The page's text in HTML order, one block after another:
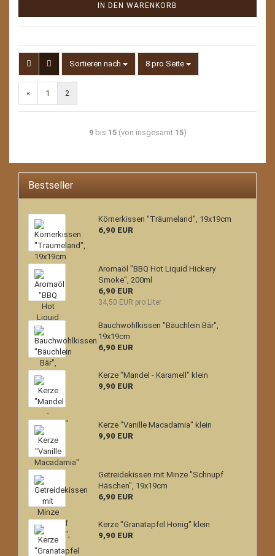
IN DEN WARENKORB
Sortieren nach
Sortieren nach 8 pro Seite
pro Seite
« 1 2
9bis 15(von insgesamt 15)
Bestseller
Körnerkissen "Träumeland", 19x19cm
6,90 EUR
Aromaöl "BBQ Hot Liquid Hickery
Smoke", 200ml
6,90 EUR
34,50 EUR pro Liter
Bauchwohlkissen "Bäuchlein Bär",
19x19cm
6,90 EUR
Kerze "Mandel - Karamell" klein
9,90 EUR
Kerze "Vanille Macadamia" klein
9,90 EUR
Getreidekissen mit Minze "Schnupf
Häschen", 19x19cm
6,90 EUR
Kerze "Granatapfel Honig" klein
9,90 EUR